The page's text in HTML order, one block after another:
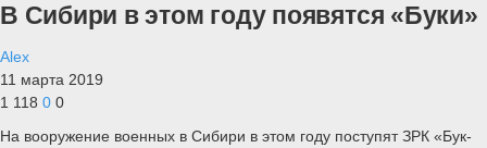
В Сибири в этом году появятся «Буки»
Alex
11 марта 2019
1 118 0 0
На вооружение военных в Сибири в этом году поступят ЗРК «Бук-